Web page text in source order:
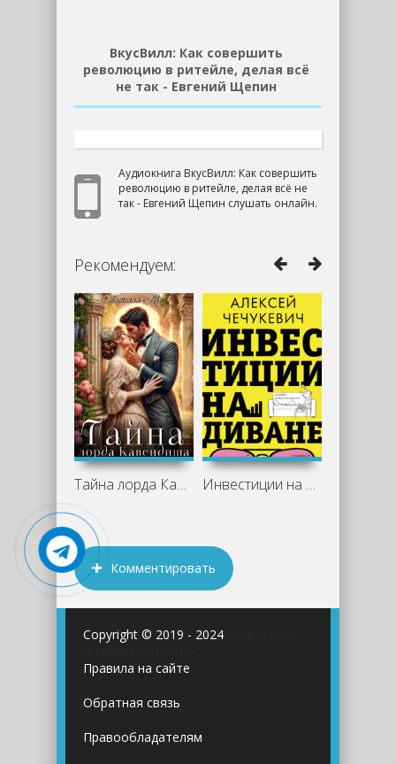
ВкусВилл: Как совершить
революцию в ритейле, делая всё
не так - Евгений Щепин
Аудиокнига ВкусВилл: Как совершить
революцию в ритейле, делая всё не
так - Евгений Щепин слушать онлайн.
Рекомендуем:
Тайна лорда Кавендиша - Татьяна Ма Инвестиции на диване. Основы
Комментировать
Copyright © 2019 - 2024
Правила на сайте
Обратная связь
Правообладателям